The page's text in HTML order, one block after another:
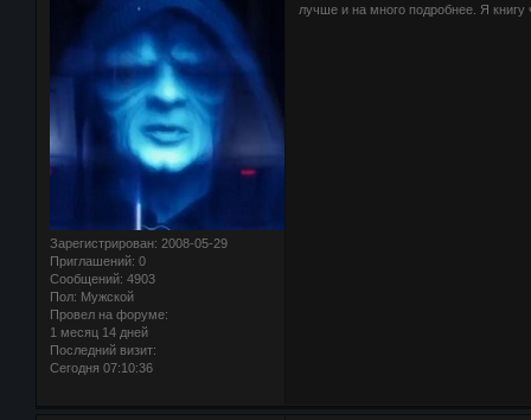
Зарегистрирован: 2008-05-29
Приглашений: 0
Сообщений: 4903
Пол: Мужской
Провел на форуме:
1 месяц 14 дней
Последний визит:
Сегодня 07:10:36
лучше и на много подробнее. Я книгу